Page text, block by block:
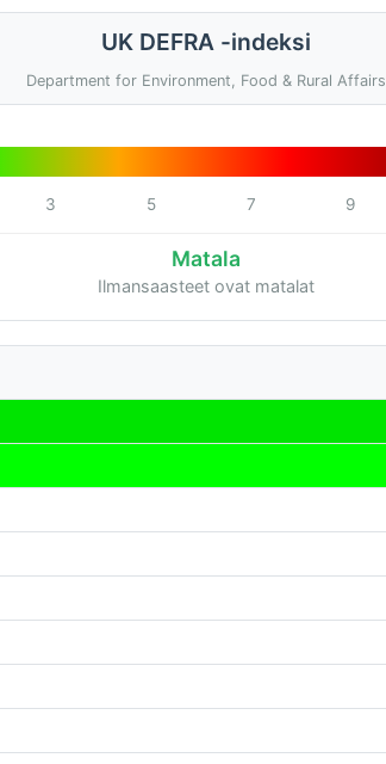
UK DEFRA -indeksi
Department for Environment, Food & Rural Affairs
3 5 7 9
Matala
Ilmansaasteet ovat matalat